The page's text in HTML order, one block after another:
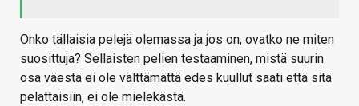
Onko tällaisia pelejä olemassa ja jos on, ovatko ne miten
suosittuja? Sellaisten pelien testaaminen, mistä suurin
osa väestä ei ole välttämättä edes kuullut saati että sitä
pelattaisiin, ei ole mielekästä.